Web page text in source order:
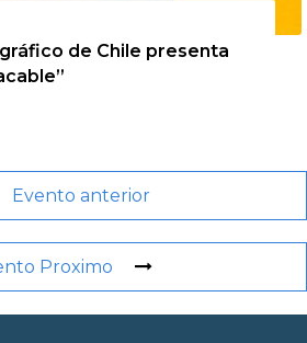
de Chile presenta
Evento anterior
Proximo